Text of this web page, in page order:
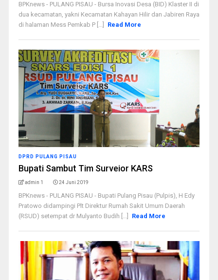
BPKnews - PULANG PISAU - Bursa Inovasi Desa (BID) Klaster II di
dua kecamatan, yakni Kecamatan Kahayan Hilir dan Jabiren Raya
di halaman Mess Pemkab P [...]
Read More
DPRD PULANG PISAU
Bupati Sambut Tim Surveior KARS
admin 1 24 Juni 2019
BPKnews - PULANG PISAU - Bupati Pulang Pisau (Pulpis), H Edy
Pratowo didampingi Plt Direktur Rumah Sakit Umum Daerah
(RSUD) setempat dr Mulyanto Budih [...]
Read More